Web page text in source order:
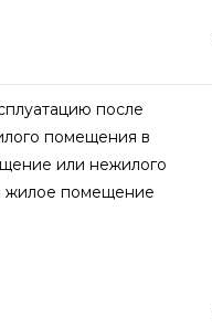
после
помещения в
или нежилого
жилое помещение